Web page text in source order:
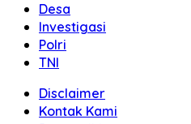
Desa
Investigasi
Polri
TNI
Disclaimer
Kontak Kami